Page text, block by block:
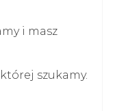
i masz
szukamy.